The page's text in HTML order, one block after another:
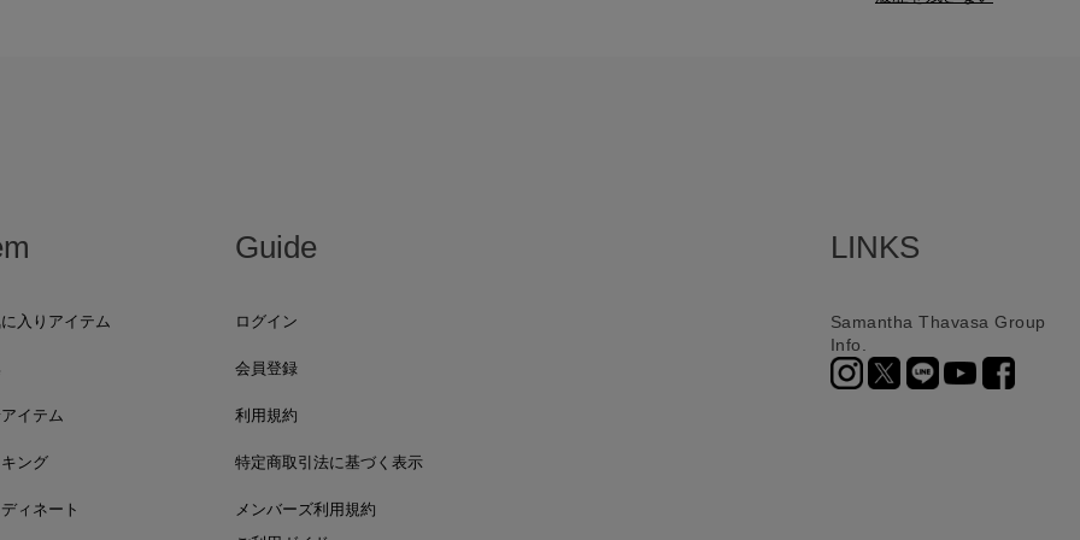
入りアイテム
イテム
ング
ィネート
Guide
ログイン
会員登録
利用規約
特定商取引法に基づく表示
メンバーズ利用規約
LINKS
Samantha Thavasa Group
Info.